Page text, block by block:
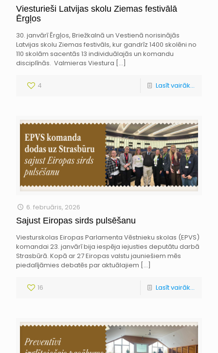
Viesturieši Latvijas skolu Ziemas festivālā
Ērgļos
30. janvārī Ērgļos, Briežkalnā un Vestienā norisinājās
Latvijas skolu Ziemas festivāls, kur gandrīz 1400 skolēni no
110 skolām sacentās 13 individuālajās un komandu
disciplīnās. Valmieras Viestura […]
4 Lasīt vairāk...
6. februāris, 2026
Sajust Eiropas sirds pulsēšanu
Viesturskolas Eiropas Parlamenta Vēstnieku skolas (EPVS)
komandai 23. janvārī bija iespēja iejusties deputātu darbā
Strasbūrā. Kopā ar 27 Eiropas valstu jauniešiem mēs
piedalījāmies debatēs par aktuālajiem […]
16 Lasīt vairāk...